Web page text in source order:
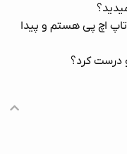
اچ پی هستم و پیدا
درست کرد؟